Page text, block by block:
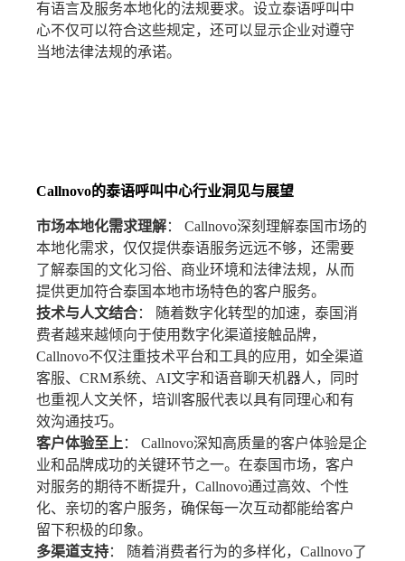
有语言及服务本地化的法规要求。设立泰语呼叫中
心不仅可以符合这些规定，还可以显示企业对遵守
当地法律法规的承诺。
Callnovo的泰语呼叫中心行业洞见与展望
市场本地化需求理解： Callnovo深刻理解泰国市场的
本地化需求，仅仅提供泰语服务远远不够，还需要
了解泰国的文化习俗、商业环境和法律法规，从而
提供更加符合泰国本地市场特色的客户服务。
技术与人文结合： 随着数字化转型的加速，泰国消
费者越来越倾向于使用数字化渠道接触品牌，
Callnovo不仅注重技术平台和工具的应用，如全渠道
客服、CRM系统、AI文字和语音聊天机器人，同时
也重视人文关怀，培训客服代表以具有同理心和有
效沟通技巧。
客户体验至上 ： Callnovo深知高质量的客户体验是企
业和品牌成功的关键环节之一。在泰国市场，客户
对服务的期待不断提升，Callnovo通过高效、个性
化、亲切的客户服务，确保每一次互动都能给客户
留下积极的印象。
多渠道支持： 随着消费者行为的多样化，Callnovo了